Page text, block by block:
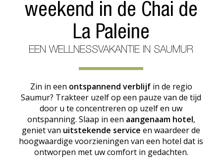
weekend in de Chai de
La Paleine
EEN WELLNESSVAKANTIE IN SAUMUR
Zin in een ontspannend verblijfin de regio
Saumur? Trakteer uzelf op een pauze van de tijd
door u te concentreren op uzelf en uw
ontspanning. Slaap in een aangenaam hotel,
geniet van uitstekende service en waardeer de
hoogwaardige voorzieningen van een hotel dat is
ontworpen met uw comfort in gedachten.